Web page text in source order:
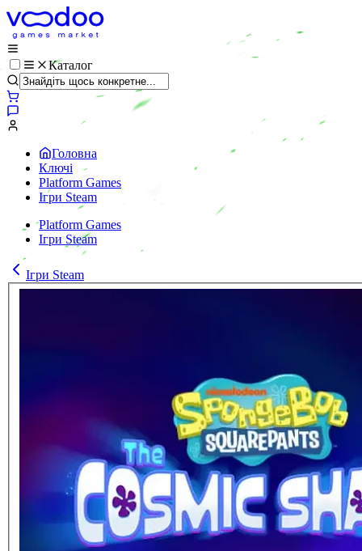
Каталог
Головна
Ключі
Platform Games
Ігри Steam
Platform Games
Ігри Steam
Ігри Steam